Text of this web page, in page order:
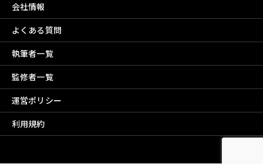
会社情報
よくある質問
執筆者一覧
監修者一覧
運営ポリシー
利用規約